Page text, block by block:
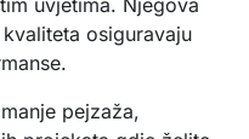
uvjetima. Njegova
osiguravaju
pejzaža,